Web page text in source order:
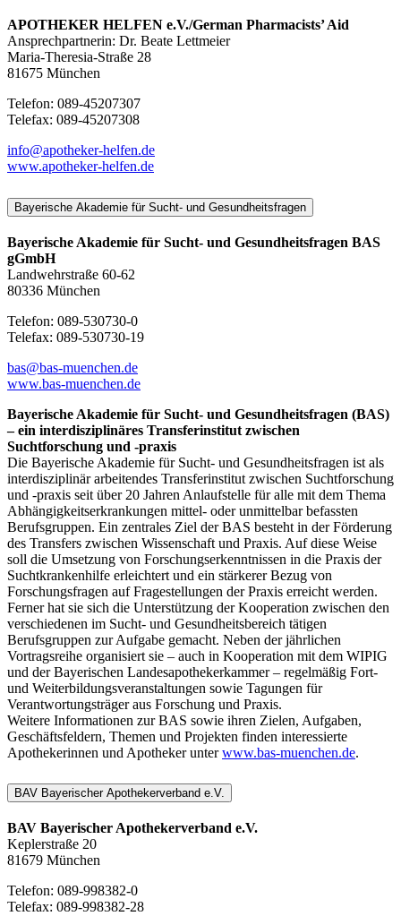
APOTHEKER HELFEN e.V./German Pharmacists’ Aid
Ansprechpartnerin: Dr. Beate Lettmeier
Maria-Theresia-Straße 28
81675 München
Telefon: 089-45207307
Telefax: 089-45207308
info@apotheker-helfen.de
www.apotheker-helfen.de
Bayerische Akademie für Sucht- und Gesundheitsfragen
Bayerische Akademie für Sucht- und Gesundheitsfragen BAS
gGmbH
Landwehrstraße 60-62
80336 München
Telefon: 089-530730-0
Telefax: 089-530730-19
bas@bas-muenchen.de
www.bas-muenchen.de
Bayerische Akademie für Sucht- und Gesundheitsfragen (BAS)
– ein interdisziplinäres Transferinstitut zwischen
Suchtforschung und -praxis
Die Bayerische Akademie für Sucht- und Gesundheitsfragen ist als
interdisziplinär arbeitendes Transferinstitut zwischen Suchtforschung
und -praxis seit über 20 Jahren Anlaufstelle für alle mit dem Thema
Abhängigkeitserkrankungen mittel- oder unmittelbar befassten
Berufsgruppen. Ein zentrales Ziel der BAS besteht in der Förderung
des Transfers zwischen Wissenschaft und Praxis. Auf diese Weise
soll die Umsetzung von Forschungserkenntnissen in die Praxis der
Suchtkrankenhilfe erleichtert und ein stärkerer Bezug von
Forschungsfragen auf Fragestellungen der Praxis erreicht werden.
Ferner hat sie sich die Unterstützung der Kooperation zwischen den
verschiedenen im Sucht- und Gesundheitsbereich tätigen
Berufsgruppen zur Aufgabe gemacht. Neben der jährlichen
Vortragsreihe organisiert sie – auch in Kooperation mit dem WIPIG
und der Bayerischen Landesapothekerkammer – regelmäßig Fort-
und Weiterbildungsveranstaltungen sowie Tagungen für
Verantwortungsträger aus Forschung und Praxis.
Weitere Informationen zur BAS sowie ihren Zielen, Aufgaben,
Geschäftsfeldern, Themen und Projekten finden interessierte
Apothekerinnen und Apotheker unterwww.bas-muenchen.de.
BAV Bayerischer Apothekerverband e.V.
BAV Bayerischer Apothekerverband e.V.
Keplerstraße 20
81679 München
Telefon: 089-998382-0
Telefax: 089-998382-28